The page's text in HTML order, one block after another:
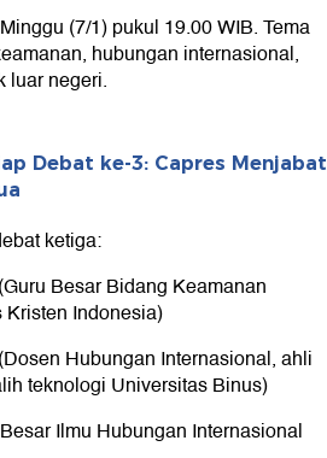
(7/1) pukul 19.00 WIB. Tema
hubungan internasional,
luar negeri.
Debat ke-3: Capres Menjabat
ketiga:
Besar Bidang Keamanan
Indonesia)
Hubungan Internasional, ahli
teknologi Universitas Binus)
Ilmu Hubungan Internasional